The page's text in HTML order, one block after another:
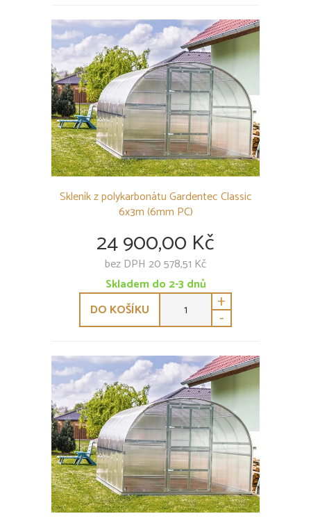
Skleník z polykarbonátu Gardentec Classic
6x3m (6mm PC)
24 900,00 Kč
bez DPH 20 578,51 Kč
Skladem do 2-3 dnů
DO KOŠÍKU
+
-